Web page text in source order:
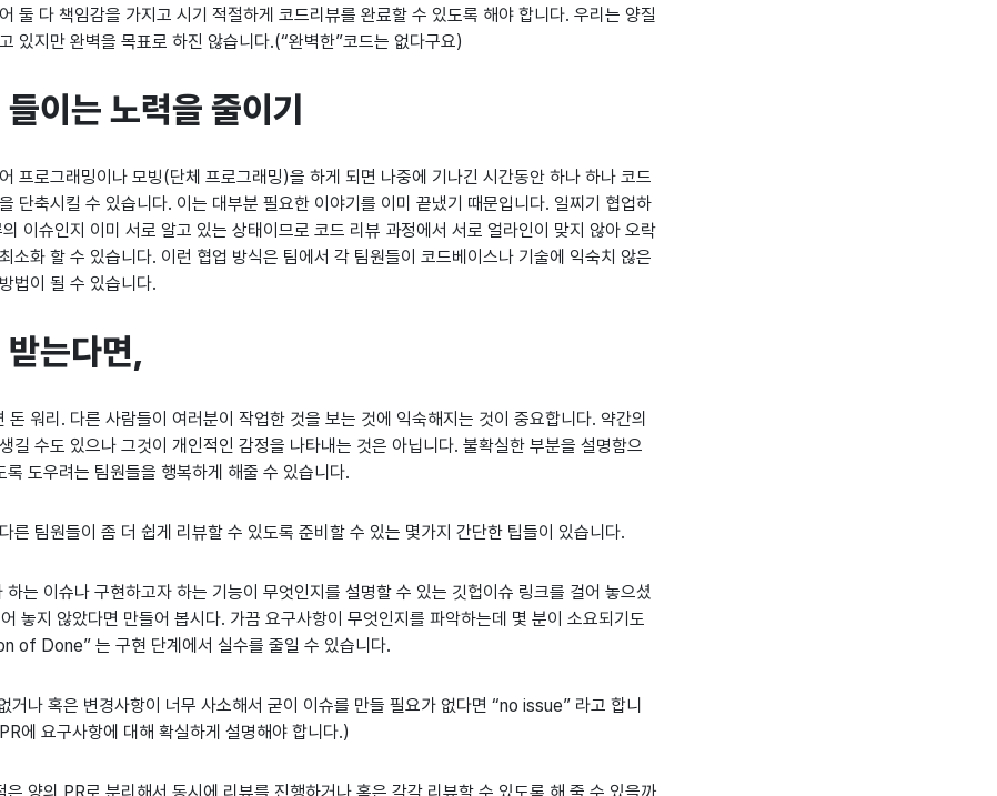
둘 다 책임감을 가지고 시기 적절하게 코드리뷰를 완료할 수 있도록 해야 합니다. 우리는 양질
있지만 완벽을 목표로 하진 않습니다.(“완벽한”코드는 없다구요)
이는 노력을 줄이기
프로그래밍이나 모빙(단체 프로그래밍)을 하게 되면 나중에 기나긴 시간동안 하나 하나 코드
단축시킬 수 있습니다. 이는 대부분 필요한 이야기를 이미 끝냈기 때문입니다. 일찌기 협업하
이슈인지 이미 서로 알고 있는 상태이므로 코드 리뷰 과정에서 서로 얼라인이 맞지 않아 오락
소화 할 수 있습니다. 이런 협업 방식은 팀에서 각 팀원들이 코드베이스나 기술에 익숙치 않은
법이 될 수 있습니다.
는다면,
돈 워리. 다른 사람들이 여러분이 작업한 것을 보는 것에 익숙해지는 것이 중요합니다. 약간의
길 수도 있으나 그것이 개인적인 감정을 나타내는 것은 아닙니다. 불확실한 부분을 설명함으
록 도우려는 팀원들을 행복하게 해줄 수 있습니다.
른 팀원들이 좀 더 쉽게 리뷰할 수 있도록 준비할 수 있는 몇가지 간단한 팁들이 있습니다.
하는 이슈나 구현하고자 하는 기능이 무엇인지를 설명할 수 있는 깃헙이슈 링크를 걸어 놓으셨
놓지 않았다면 만들어 봅시다. 가끔 요구사항이 무엇인지를 파악하는데 몇 분이 소요되기도
of Done” 는 구현 단계에서 실수를 줄일 수 있습니다.
거나 혹은 변경사항이 너무 사소해서 굳이 이슈를 만들 필요가 없다면 “no issue” 라고 합니
에 요구사항에 대해 확실하게 설명해야 합니다.)